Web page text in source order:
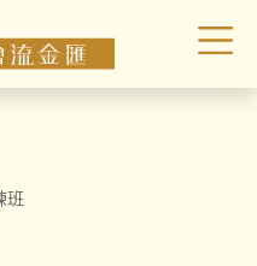
班